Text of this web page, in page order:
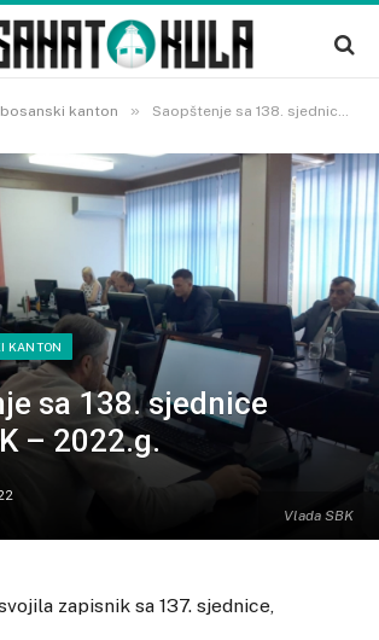
kanton » Saopštenje sa 138. sjednice Vlade SBK – 2022.g.
Vlada SBK
KANTON
sa 138. sjednice
– 2022.g.
zapisnik sa 137. sjednice,